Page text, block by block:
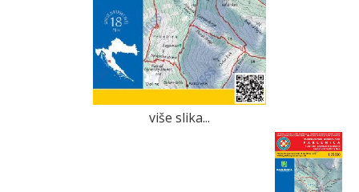
više slika...